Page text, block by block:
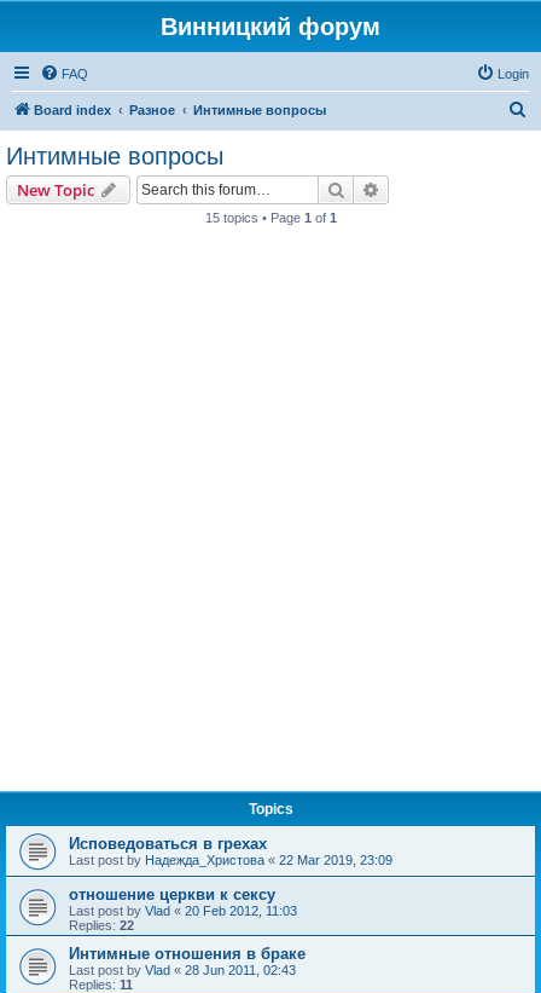
Винницкий форум
FAQ Login
Board index Разное Интимные вопросы
Интимные вопросы
New Topic Search
15 topics • Page 1 of 1
Topics
Исповедоваться в грехах
Last post by Надежда_Христова « 22 Mar 2019, 23:09
отношение церкви к сексу
Last post by Vlad « 20 Feb 2012, 11:03
Replies: 22
Интимные отношения в браке
Last post by Vlad « 28 Jun 2011, 02:43
Replies: 11